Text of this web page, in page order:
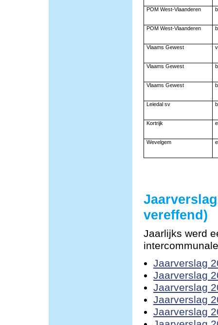
POM West-Vlaanderen
POM West-Vlaanderen
Vlaams Gewest
Vlaams Gewest
Vlaams Gewest
Leiedal sv
Kortrijk
Wevelgem
vereffend)
Jaarlijks werd
Jaarverslag
Jaarverslag
Jaarverslag
Jaarverslag
Jaarverslag